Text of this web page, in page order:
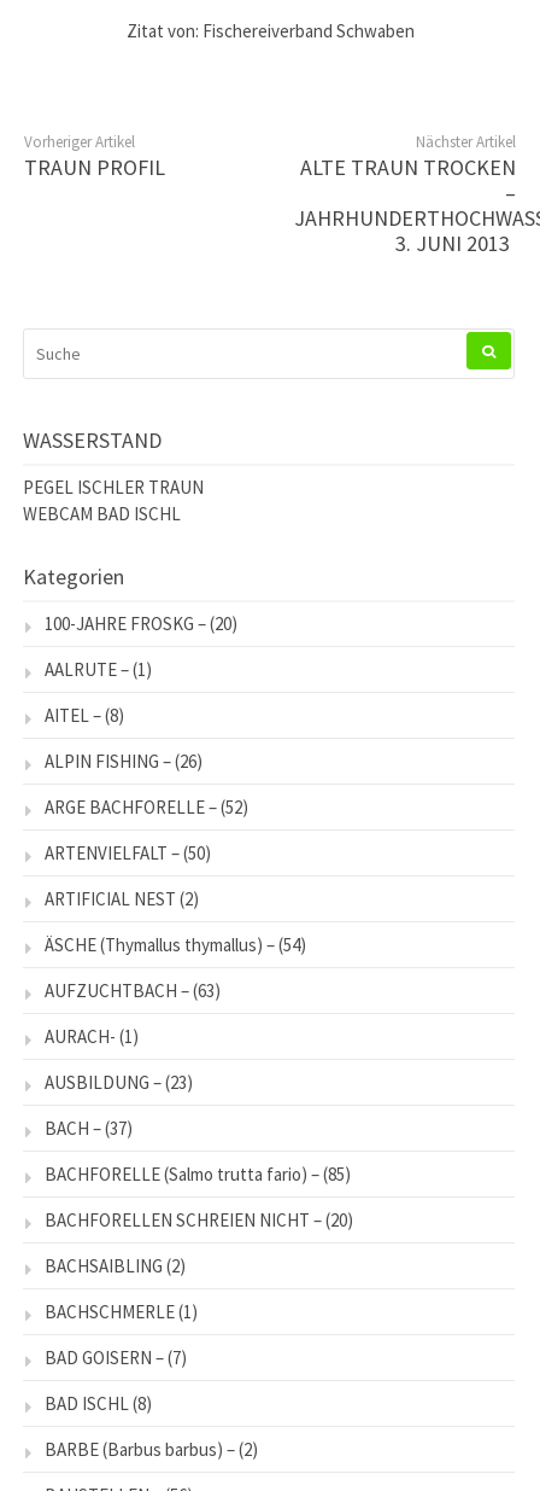
Zitat von: Fischereiverband Schwaben
Vorheriger Artikel
TRAUN PROFIL
Nächster Artikel
ALTE TRAUN TROCKEN
–
3. JUNI 2013
NACH:
WASSERSTAND
PEGEL ISCHLER TRAUN
WEBCAM BAD ISCHL
Kategorien
100-JAHRE FROSKG –(20)
AALRUTE –(1)
AITEL –(8)
ALPIN FISHING –(26)
ARGE BACHFORELLE –(52)
ARTENVIELFALT –(50)
ARTIFICIAL NEST (2)
ÄSCHE (Thymallus thymallus) –(54)
AUFZUCHTBACH –(63)
AURACH- (1)
AUSBILDUNG –(23)
BACH –(37)
BACHFORELLE (Salmo trutta fario) –(85)
BACHFORELLEN SCHREIEN NICHT –(20)
BACHSAIBLING (2)
BACHSCHMERLE(1)
BAD GOISERN –(7)
BAD ISCHL(8)
BARBE (Barbus barbus) –(2)